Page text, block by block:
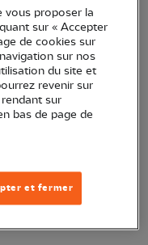
outardes et
vous proposer la
sur « Accepter
de cookies sur
sur nos
du site et
revenir sur
sur
bas de page de
et fermer